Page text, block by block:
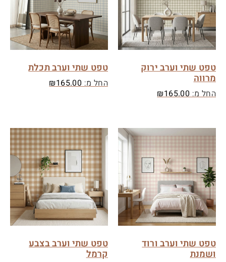
טפט שתי וערב ירוק
מרווה
החל מ: ₪165.00
טפט שתי וערב תכלת
החל מ: ₪165.00
טפט שתי וערב ורוד
ושמנת
טפט שתי וערב בצבע
קרמל